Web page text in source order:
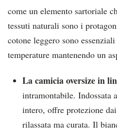
come un elemento sartoriale
tessuti naturali sono i
cotone leggero sono
temperature mantenendo un
La camicia oversize in
intramontabile. Indossata
intero, offre protezione
rilassata ma curata. Il